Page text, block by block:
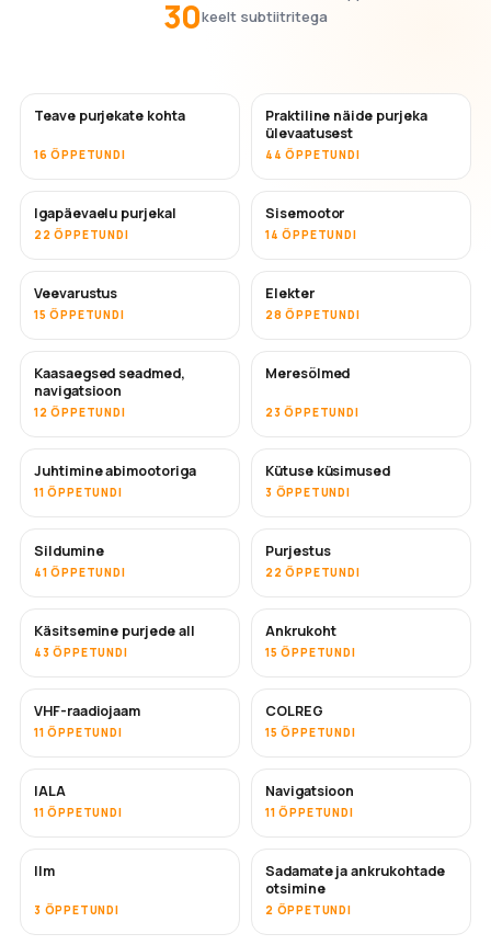
30keelt subtiitritega
Teave purjekate kohta
16 ÕPPETUNDI
Praktiline näide purjeka
ülevaatusest
44 ÕPPETUNDI
Igapäevaelu purjekal
22 ÕPPETUNDI
Sisemootor
14 ÕPPETUNDI
Veevarustus
15 ÕPPETUNDI
Elekter
28 ÕPPETUNDI
Kaasaegsed seadmed,
navigatsioon
12 ÕPPETUNDI
Meresõlmed
23 ÕPPETUNDI
Juhtimine abimootoriga
11 ÕPPETUNDI
Kütuse küsimused
3 ÕPPETUNDI
Sildumine
41 ÕPPETUNDI
Purjestus
22 ÕPPETUNDI
Käsitsemine purjede all
43 ÕPPETUNDI
Ankrukoht
15 ÕPPETUNDI
VHF-raadiojaam
11 ÕPPETUNDI
COLREG
15 ÕPPETUNDI
IALA
11 ÕPPETUNDI
Navigatsioon
11 ÕPPETUNDI
Ilm
3 ÕPPETUNDI
Sadamate ja ankrukohtade
otsimine
2 ÕPPETUNDI